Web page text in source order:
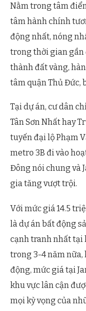
Nằm trong tâm
tâm hành chính
động nhất, nóng
trong thời gian gần
thành đất vàng,
tâm quận Thủ Đức,
Tại dự án, cư dân
Tân Sơn Nhất hay
tuyến đại lộ Phạm
metro 3B đi vào
Đông nói chung và
gia tăng vượt trội.
Với mức giá 14.5
là dự án bất động
cạnh tranh nhất tại
trong 3-4 năm nữa,
động, mức giá tại
khu vực lân cận
mọi kỳ vọng của